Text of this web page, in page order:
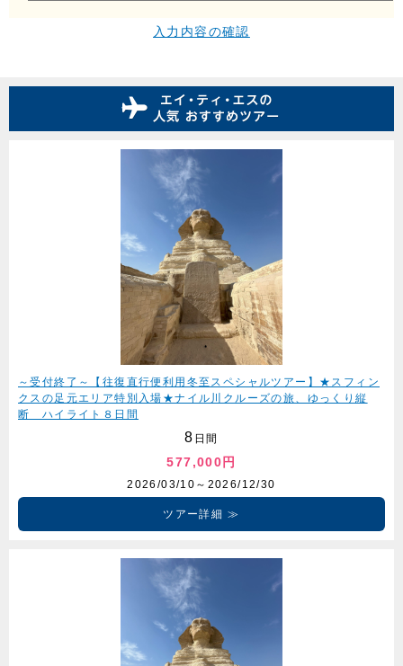
入力内容の確認
～受付終了～【往復直行便利用冬至スペシャルツアー】★スフィン
クスの足元エリア特別入場★ナイル川クルーズの旅、ゆっくり縦
断 ハイライト８日間
8 日間
577,000円
2026/03/10～2026/12/30
ツアー詳細